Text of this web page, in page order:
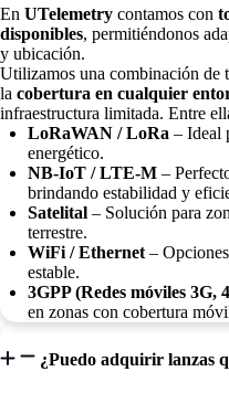
En UTelemetry contamos con
disponibles, permitiéndonos
y ubicación.
Utilizamos una combinación de
la cobertura en cualquier
infraestructura limitada. Entre
LoRaWAN / LoRa – Ideal
energético.
NB-IoT / LTE-M –
brindando estabilidad y
Satelital – Solución para
terrestre.
WiFi / Ethernet –
estable.
3GPP (Redes móviles 3G,
en zonas con cobertura
¿Puedo adquirir lanzas